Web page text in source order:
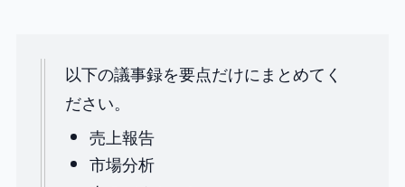
以下の議事録を要点だけにまとめてく
ださい。
売上報告
市場分析